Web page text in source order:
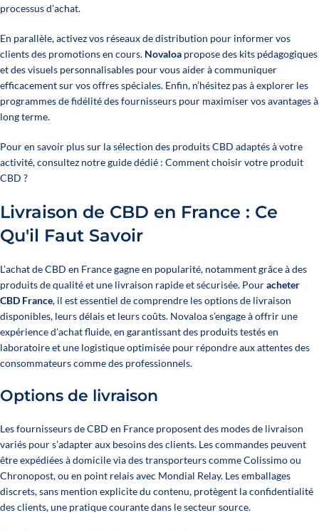
processus d’achat.
En parallèle, activez vos réseaux de distribution pour informer vos
clients des promotions en cours. Novaloa propose des kits pédagogiques
et des visuels personnalisables pour vous aider à communiquer
efficacement sur vos offres spéciales. Enfin, n’hésitez pas à explorer les
programmes de fidélité des fournisseurs pour maximiser vos avantages à
long terme.
Pour en savoir plus sur la sélection des produits CBD adaptés à votre
activité, consultez notre guide dédié : Comment choisir votre produit
CBD ?
Livraison de CBD en France : Ce
Qu'il Faut Savoir
L’achat de CBD en France gagne en popularité, notamment grâce à des
produits de qualité et une livraison rapide et sécurisée. Pouracheter
CBD France, il est essentiel de comprendre les options de livraison
disponibles, leurs délais et leurs coûts. Novaloa s’engage à offrir une
expérience d’achat fluide, en garantissant des produits testés en
laboratoire et une logistique optimisée pour répondre aux attentes des
consommateurs comme des professionnels.
Options de livraison
Les fournisseurs de CBD en France proposent des modes de livraison
variés pour s’adapter aux besoins des clients. Les commandes peuvent
être expédiées à domicile via des transporteurs comme Colissimo ou
Chronopost, ou en point relais avec Mondial Relay. Les emballages
discrets, sans mention explicite du contenu, protègent la confidentialité
des clients, une pratique courante dans le secteursource.